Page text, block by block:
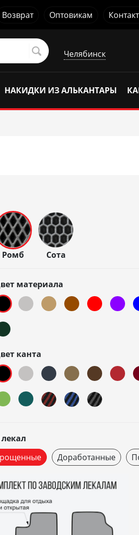
Возврат Оптовикам
Челябинск
НАКИДКИ ИЗ АЛЬКАНТАРЫ
Ромб Сота
материала
канта
Доработанные